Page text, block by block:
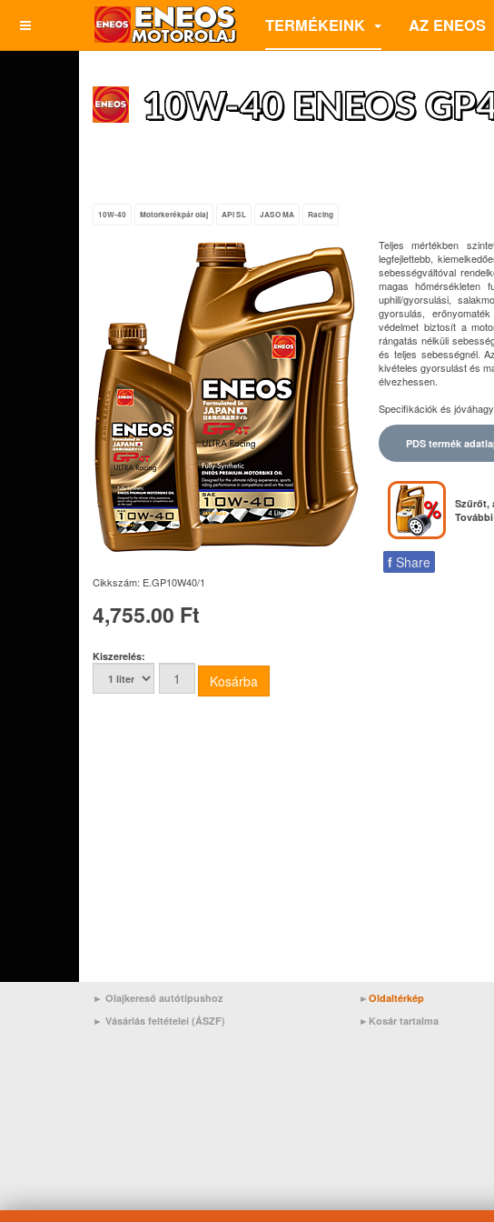
TERMÉKEINK AZ ENEOS
10W-40 ENEOS
10W-40 Motorkerékpár olaj API SL JASO MA Racing
Teljes mértékben
legfejlettebb,
sebességváltóval
magas hőmérsékleten
uphill/gyorsulási,
gyorsulás,
védelmet biztosít a
rángatás nélküli
és teljes sebességnél.
kivételes gyorsulást és
élvezhessen.
Specifikációk és
PDS termék
Szűrőt,
f Share
Cikkszám: E.GP10W40/1
4,755.00 Ft
Kiszerelés:
► Olajkereső autótípushoz
► Vásárlás feltételei (ÁSZF)
► Oldaltérkép
► Kosár tartalma